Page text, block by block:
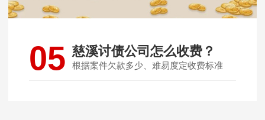
05 慈溪讨债公司怎么收费？
根据案件欠款多少、难易度定收费标准